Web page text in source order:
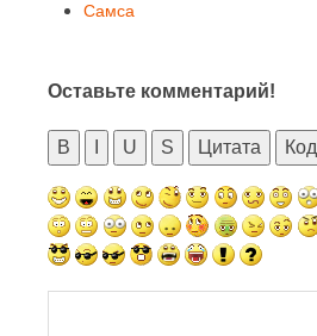
Самса
Оставьте комментарий!
B U S Цитата Код